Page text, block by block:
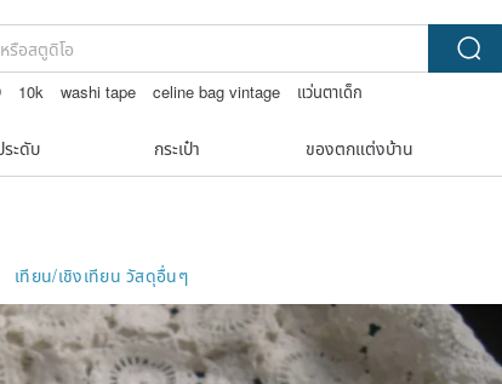
10k washi tape celine bag vintage
แว่นตาเด็ก
ระดับ กระเป๋า ของตกแต่งบ้าน
เทียน/เชิงเทียน วัสดุอื่นๆ